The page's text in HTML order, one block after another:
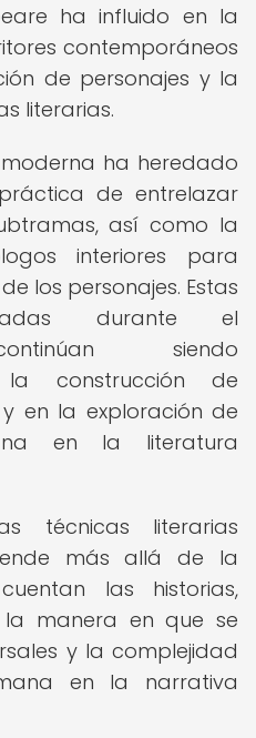
ha influido en la
contemporáneos
de personajes y la
literarias.
ha heredado
de entrelazar
así como la
interiores para
los personajes. Estas
durante el
siendo
la construcción de
en la exploración de
en la literatura
técnicas literarias
más allá de la
las historias,
manera en que se
y la complejidad
en la narrativa